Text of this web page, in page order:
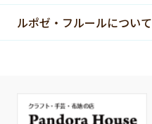
ルポゼ・フルールについて